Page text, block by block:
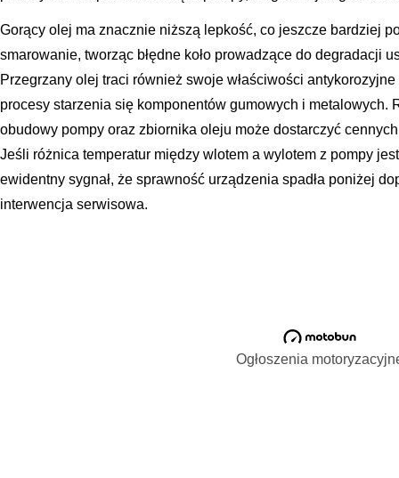
Gorący olej ma znacznie niższą lepkość, co jeszcze bardziej
smarowanie, tworząc błędne koło prowadzące do degradacji
Przegrzany olej traci również swoje właściwości
procesy starzenia się komponentów gumowych i metalowych.
obudowy pompy oraz zbiornika oleju może dostarczyć
Jeśli różnica temperatur między wlotem a wylotem z pompy
ewidentny sygnał, że sprawność urządzenia spadła poniżej
interwencja serwisowa.
Ogłoszenia